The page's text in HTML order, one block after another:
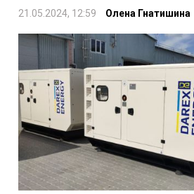
21.05.2024, 12:59 Олена Гнатишина